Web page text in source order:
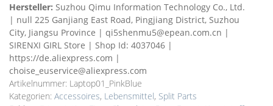
Hersteller: Suzhou Qimu Information Technology Co., Ltd.
| null 225 Ganjiang East Road, Pingjiang District, Suzhou
City, Jiangsu Province | qi5shenmu5@epean.com.cn |
SIRENXI GIRL Store | Shop Id: 4037046 |
https://de.aliexpress.com |
choise_euservice@aliexpress.com
Artikelnummer: Laptop01_PinkBlue
Kategorien: Accessoires, Lebensmittel, Split Parts